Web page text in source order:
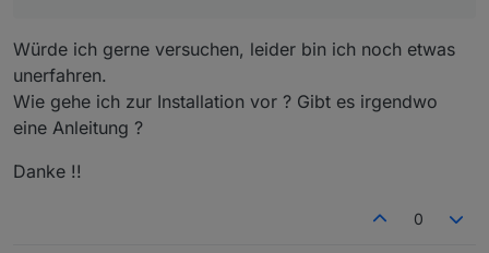
Universal time: Wed 2025-03-19
RTC time: Wed 2025-03-19
Time zone: Europe/Berlin (CET,
System clock synchronized: yes
              NTP service: active
Würde ich gerne versuchen, leider bin ich noch etwas
unerfahren.
Wie gehe ich zur Installation vor ? Gibt es irgendwo
eine Anleitung ?
Danke !!
0